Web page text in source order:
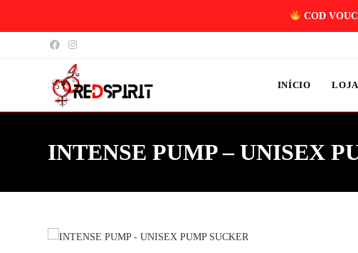
COD
INÍCIO LOJA
INTENSE PUMP – UNISEX